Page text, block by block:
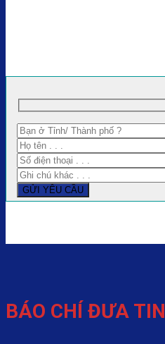
BÁO CHÍ ĐƯA TIN